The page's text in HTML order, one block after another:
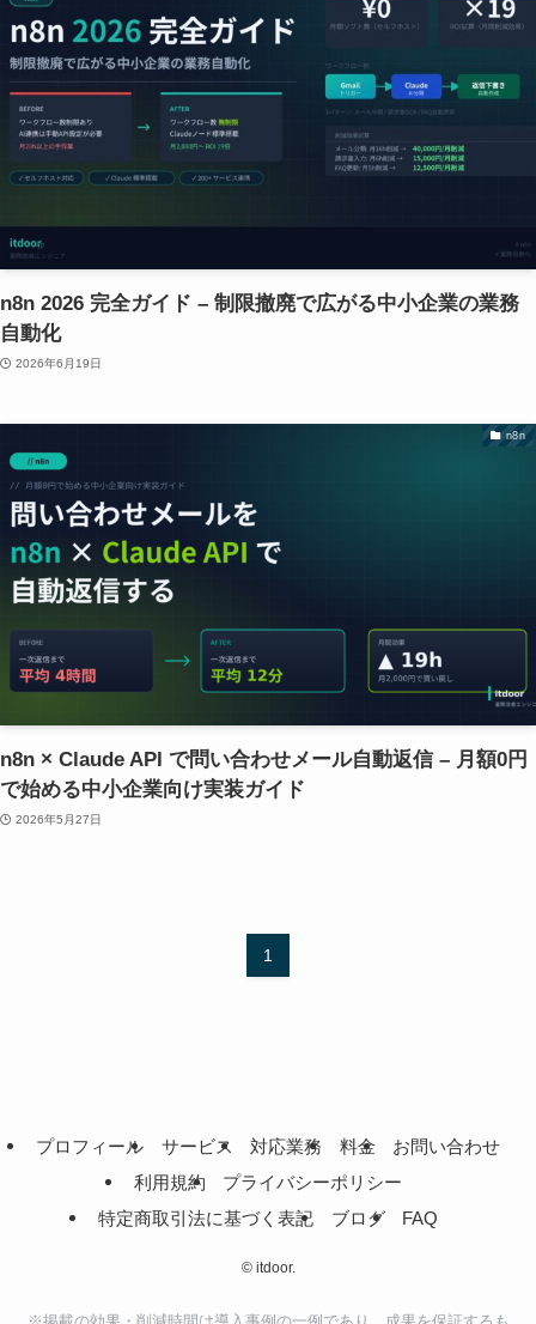
n8n 2026 完全ガイド – 制限撤廃で広がる中小企業の業務
自動化
2026年6月19日
n8n
n8n × Claude API で問い合わせメール自動返信 – 月額0円
で始める中小企業向け実装ガイド
2026年5月27日
1
プロフィール サービス 対応業務 料金
お問い合わせ
利用規約
プライバシーポリシー
特定商取引法に基づく表記
ブログ FAQ
©itdoor.